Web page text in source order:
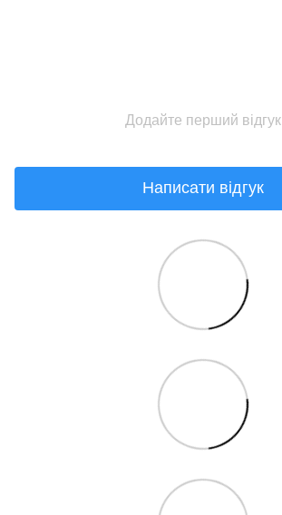
Додайте перший відгук
Написати відгук